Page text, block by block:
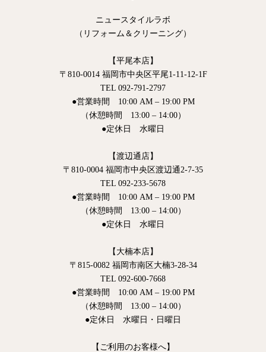
ニュースタイルラボ
（リフォーム＆クリーニング）
【平尾本店】
〒810-0014 福岡市中央区平尾1-11-12-1F
TEL 092-791-2797
●営業時間 10:00 AM – 19:00 PM
（休憩時間 13:00 – 14:00）
●定休日 水曜日
【渡辺通店】
〒810-0004 福岡市中央区渡辺通2-7-35
TEL 092-233-5678
●営業時間 10:00 AM – 19:00 PM
（休憩時間 13:00 – 14:00）
●定休日 水曜日
【大楠本店】
〒815-0082 福岡市南区大楠3-28-34
TEL 092-600-7668
●営業時間 10:00 AM – 19:00 PM
（休憩時間 13:00 – 14:00）
●定休日 水曜日・日曜日
【ご利用のお客様へ】